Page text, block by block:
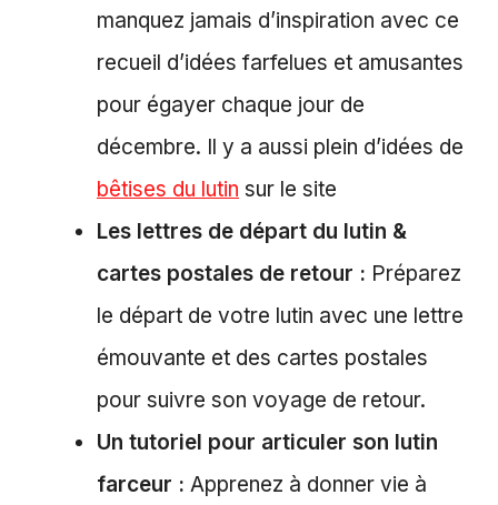
manquez jamais d’inspiration avec ce
recueil d’idées farfelues et amusantes
pour égayer chaque jour de
décembre. Il y a aussi plein d’idées de
bêtises du lutin sur le site
Les lettres de départ du lutin &
cartes postales de retour : Préparez
le départ de votre lutin avec une lettre
émouvante et des cartes postales
pour suivre son voyage de retour.
Un tutoriel pour articuler son lutin
farceur : Apprenez à donner vie à